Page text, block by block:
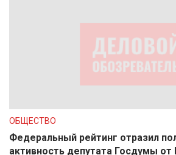
ОБЩЕСТВО
Федеральный рейтинг отразил
активность депутата Госдумы